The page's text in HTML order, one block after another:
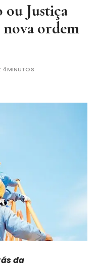
ou Justiça
ordem
4MINUTOS
da